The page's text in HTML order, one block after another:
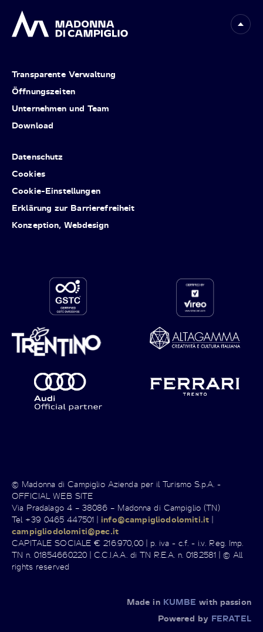
Transparente Verwaltung
Öffnungszeiten
Unternehmen und Team
Download
Datenschutz
Cookies
Cookie-Einstellungen
Erklärung zur Barrierefreiheit
Konzeption, Webdesign
© Madonna di Campiglio Azienda per il Turismo S.p.A. -
OFFICIAL WEB SITE
Via Pradalago 4 – 38086 – Madonna di Campiglio (TN)
Tel +39 0465 447501 |info@campigliodolomiti.it |
campigliodolomiti@pec.it
CAPITALE SOCIALE € 216.970,00 | p. iva - c.f. - i.v. Reg. Imp.
TN n. 01854660220 | C.C.I.A.A. di TN R.E.A. n. 0182581 | © All
rights reserved
Made in KUMBE with passion
Powered by FERATEL